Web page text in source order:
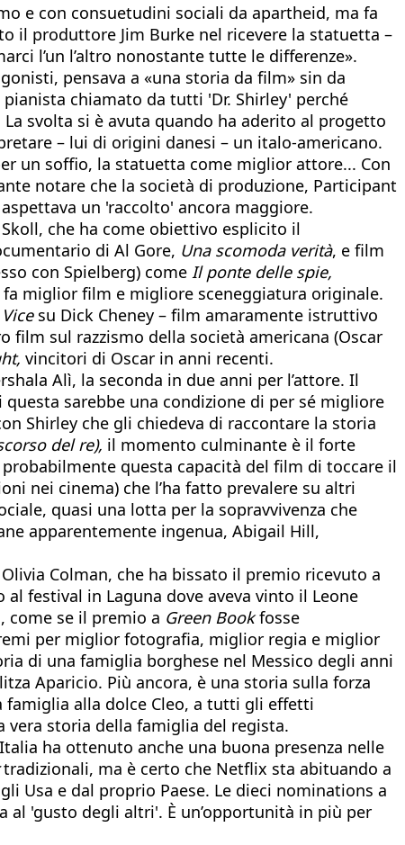
e con consuetudini sociali da apartheid, ma fa
il produttore Jim Burke nel ricevere la statuetta –
l’un l’altro nonostante tutte le differenze».
pensava a «una storia da film» sin da
chiamato da tutti 'Dr. Shirley' perché
svolta si è avuta quando ha aderito al progetto
– lui di origini danesi – un italo-americano.
un soffio, la statuetta come miglior attore... Con
notare che la società di produzione, Participant
un 'raccolto' ancora maggiore.
che ha come obiettivo esplicito il
di Al Gore, Una scomoda verità, e film
con Spielberg) come Il ponte delle spie,
miglior film e migliore sceneggiatura originale.
Vicesu Dick Cheney – film amaramente istruttivo
film sul razzismo della società americana (Oscar
, vincitori di Oscar in anni recenti.
Alì, la seconda in due anni per l’attore. Il
sarebbe una condizione di per sé migliore
Shirley che gli chiedeva di raccontare la storia
del re), il momento culminante è il forte
questa capacità del film di toccare il
nei cinema) che l’ha fatto prevalere su altri
quasi una lotta per la sopravvivenza che
apparentemente ingenua, Abigail Hill,
Colman, che ha bissato il premio ricevuto a
festival in Laguna dove aveva vinto il Leone
come se il premio a Green Bookfosse
per miglior fotografia, miglior regia e miglior
di una famiglia borghese nel Messico degli anni
Aparicio. Più ancora, è una storia sulla forza
famiglia alla dolce Cleo, a tutti gli effetti
storia della famiglia del regista.
ha ottenuto anche una buona presenza nelle
tradizionali, ma è certo che Netflix sta abituando a
Usa e dal proprio Paese. Le dieci nominations a
'gusto degli altri'. È un’opportunità in più per